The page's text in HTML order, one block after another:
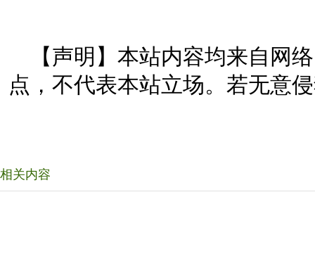
【声明】本站内容均来自网
点，不代表本站立场。若无意
相关内容